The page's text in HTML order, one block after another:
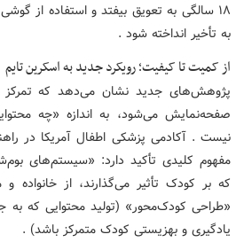
به تأخیر انداخته شود .
از کمیت تا کیفیت؛ رویکرد جدید به اسکرین تایم
پژوهش‌های جدید نشان می‌دهد که
صفحه‌نمایش می‌شود، به اندازه «چه
مفهوم کلیدی تأکید دارد: «سیستم‌های
که بر کودک تأثیر می‌گذارند، از خانواده
«طراحی کودک‌محور» (تولید محتوایی که به
یادگیری و بهزیستی کودک متمرکز باشد) .